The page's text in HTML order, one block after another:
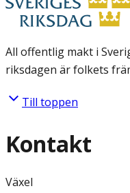
All offentlig makt i
riksdagen är folkets
Till toppen
Kontakt
Växel